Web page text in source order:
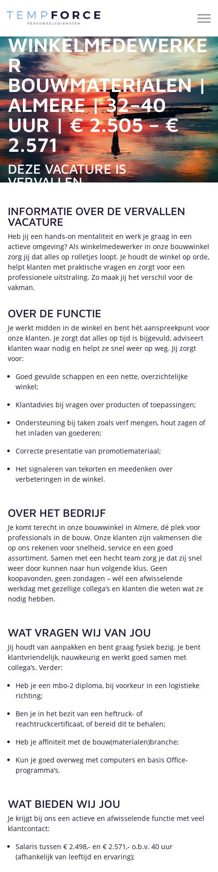
WINKELMEDEWERKE
R
BOUWMATERIALEN |
ALMERE | 32–40
UUR | € 2.505 – €
2.571
DEZE VACATURE IS
VERVALLEN.
INFORMATIE OVER DE VERVALLEN
VACATURE
Heb jij een hands-on mentaliteit en werk je graag in een
actieve omgeving? Als winkelmedewerker in onze bouwwinkel
zorg jij dat alles op rolletjes loopt. Je houdt de winkel op orde,
helpt klanten met praktische vragen en zorgt voor een
professionele uitstraling. Zo maak jij het verschil voor de
vakman.
OVER DE FUNCTIE
Je werkt midden in de winkel en bent hét aanspreekpunt voor
onze klanten. Je zorgt dat alles op tijd is bijgevuld, adviseert
klanten waar nodig en helpt ze snel weer op weg. Jij zorgt
voor:
Goed gevulde schappen en een nette, overzichtelijke
winkel;
Klantadvies bij vragen over producten of toepassingen;
Ondersteuning bij taken zoals verf mengen, hout zagen of
het inladen van goederen;
Correcte presentatie van promotiemateriaal;
Het signaleren van tekorten en meedenken over
verbeteringen in de winkel.
OVER HET BEDRIJF
Je komt terecht in onze bouwwinkel in Almere, dé plek voor
professionals in de bouw. Onze klanten zijn vakmensen die
op ons rekenen voor snelheid, service en een goed
assortiment. Samen met een hecht team zorg je dat zij snel
weer door kunnen naar hun volgende klus. Geen
koopavonden, geen zondagen – wél een afwisselende
werkdag met gezellige collega’s en klanten die weten wat ze
nodig hebben.
WAT VRAGEN WIJ VAN JOU
Jij houdt van aanpakken en bent graag fysiek bezig. Je bent
klantvriendelijk, nauwkeurig en werkt goed samen met
collega’s. Verder:
Heb je een mbo-2 diploma, bij voorkeur in een logistieke
richting;
Ben je in het bezit van een heftruck- of
reachtruckcertificaat, of bereid dit te behalen;
Heb je affiniteit met de bouw(materialen)branche;
Kun je goed overweg met computers en basis Office-
programma’s.
WAT BIEDEN WIJ JOU
Je krijgt bij ons een actieve en afwisselende functie met veel
klantcontact:
Salaris tussen € 2.498,- en € 2.571,- o.b.v. 40 uur
(afhankelijk van leeftijd en ervaring);